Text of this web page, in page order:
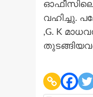
ഓഫീസിലെ
വഹിച്ചു.
,G. K